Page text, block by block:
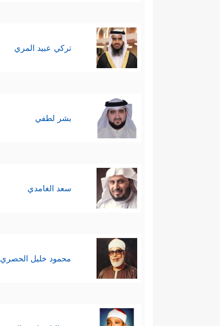
تركي عبيد المري
بشر لطفي
سعد الغامدي
محمود خليل الحصري